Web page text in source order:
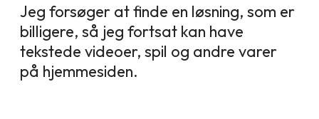
Jeg forsøger at finde en løsning, som er
billigere, så jeg fortsat kan have
tekstede videoer, spil og andre varer
på hjemmesiden.